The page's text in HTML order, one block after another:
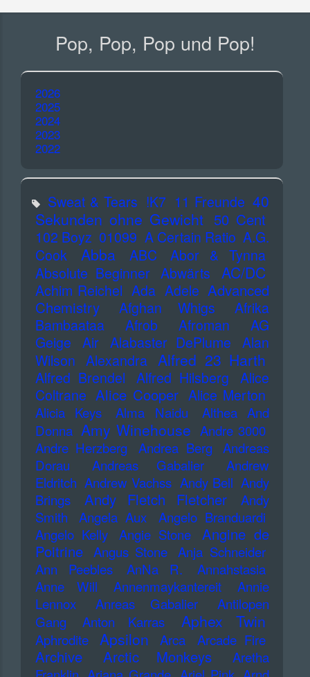
Pop, Pop, Pop und Pop!
2026
2025
2024
2023
2022
Sweat & Tears !K7 11 Freunde 40
Sekunden ohne Gewicht 50 Cent
102 Boyz 01099 A Certain Ratio A.G.
Cook
Abba ABC
Abor & Tynna
Absolute Beginner Abwärts AC/DC
Achim Reichel Ada Adele Advanced
Chemistry
Afghan Whigs
Afrika
Bambaataa
Afrob Afroman
AG
Geige
Air Alabaster DePlume
Alan
Wilson Alexandra Alfred 23 Harth
Alfred Brendel Alfred Hilsberg
Alice
Coltrane Alice Cooper Alice Merton
Alicia Keys Alma Naidu
Althea And
Donna Amy Winehouse Andre 3000
Andre Herzberg
Andrea Berg
Andreas
Dorau
Andreas Gabalier
Andrew
Eldritch Andrew Vachss Andy Bell Andy
Brings
Andy Fletch Fletcher
Andy
Smith
Angela Aux
Angelo Branduardi
Angelo Kelly
Angie Stone
Angine de
Poitrine Angus Stone Anja Schneider
Ann Peebles
AnNa R.
Annahstasia
Anne Will
Annenmaykantereit
Annie
Lennox
Anreas Gabalier
Antilopen
Gang
Anton Karras Aphex Twin
Aphrodite Apsilon Arca Arcade Fire
Archive Arctic Monkeys
Aretha